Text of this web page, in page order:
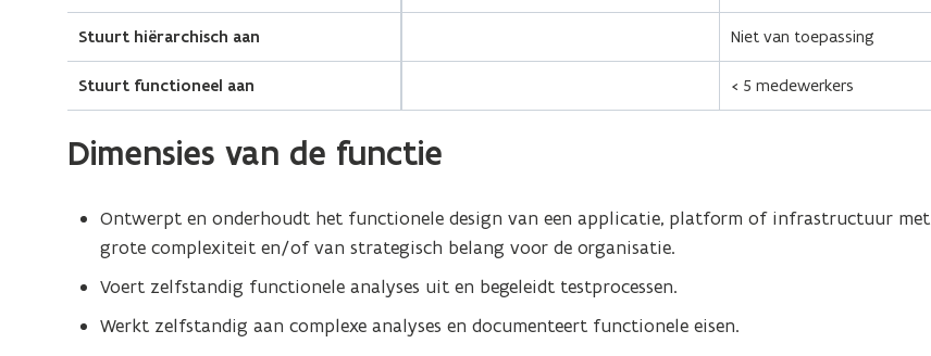
Stuurt hiërarchisch aan Niet van toepassing
Stuurt functioneel aan < 5 medewerkers
Dimensies van de functie
Ontwerpt en onderhoudt het functionele design van een applicatie, platform of infrastructuur met
grote complexiteit en/of van strategisch belang voor de organisatie.
Voert zelfstandig functionele analyses uit en begeleidt testprocessen.
Werkt zelfstandig aan complexe analyses en documenteert functionele eisen.